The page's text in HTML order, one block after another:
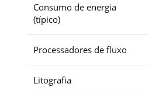
Consumo de energia
(típico)
Processadores de fluxo
Litografia